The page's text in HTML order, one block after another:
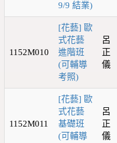
9/9 結業)
1152M010
[花藝] 歐
式花藝
進階班
(可輔導
考照)
呂
正
儀
1152M011
[花藝] 歐
式花藝
基礎班
(可輔導
呂
正
儀